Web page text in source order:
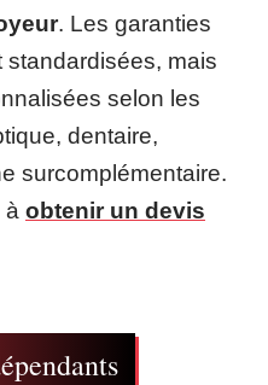
. Les garanties
mais
selon les
dentaire,
surcomplémentaire.
à obtenir un devis